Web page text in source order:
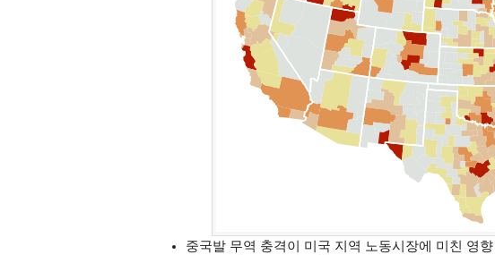
중국발 무역 충격이 미국 지역 노동시장에 미친 영향